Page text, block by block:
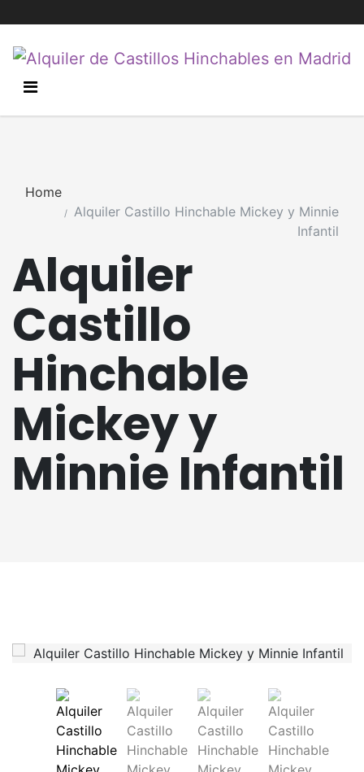
Alquiler
Castillo
Hinchable
Mickey y
Minnie Infantil
Home
Alquiler Castillo Hinchable Mickey y Minnie
Infantil